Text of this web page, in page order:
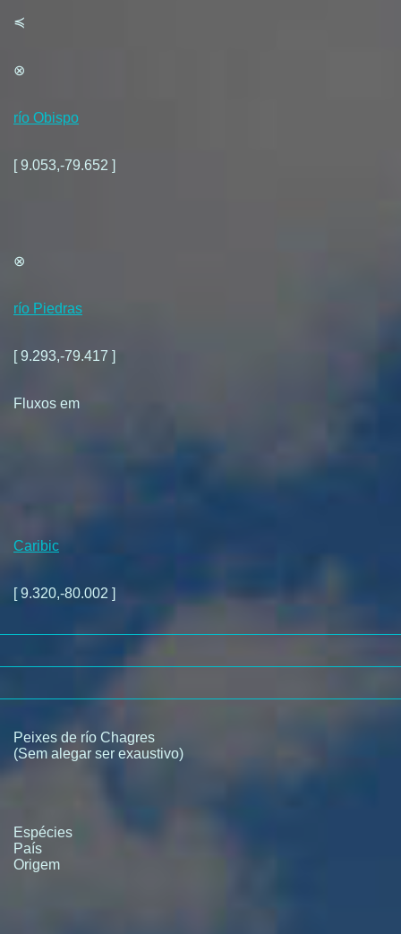
≼
⊗
río Obispo
[ 9.053,-79.652 ]
⊗
río Piedras
[ 9.293,-79.417 ]
Fluxos em
Caribic
[ 9.320,-80.002 ]
Peixes de río Chagres
(Sem alegar ser exaustivo)
Espécies
País
Origem